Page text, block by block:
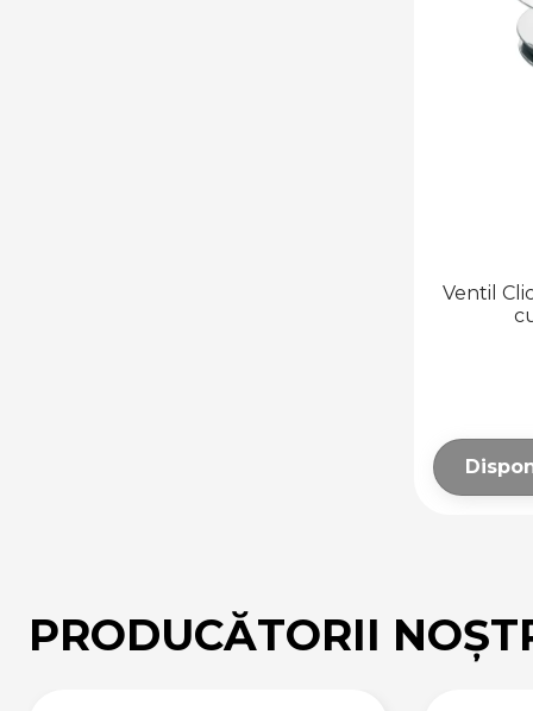
Ventil
PRODUCĂTORII